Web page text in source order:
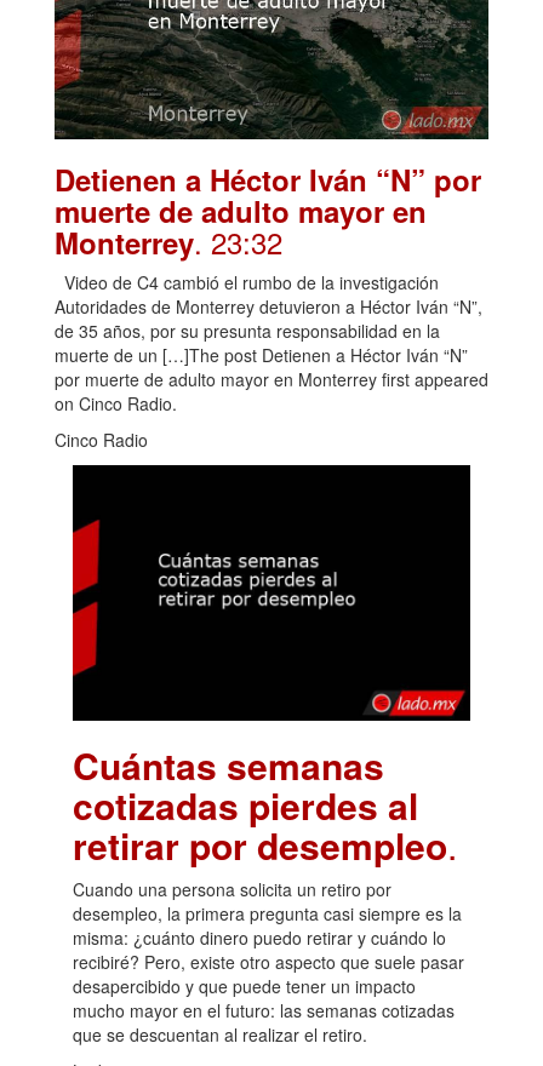
Detienen a Héctor Iván “N” por
muerte de adulto mayor en
Monterrey. 23:32
Video de C4 cambió el rumbo de la investigación
Autoridades de Monterrey detuvieron a Héctor Iván “N”,
de 35 años, por su presunta responsabilidad en la
muerte de un […]The post Detienen a Héctor Iván “N”
por muerte de adulto mayor en Monterrey first appeared
on Cinco Radio.
Cinco Radio
Cuántas semanas
cotizadas pierdes al
retirar por desempleo.
Cuando una persona solicita un retiro por
desempleo, la primera pregunta casi siempre es la
misma: ¿cuánto dinero puedo retirar y cuándo lo
recibiré? Pero, existe otro aspecto que suele pasar
desapercibido y que puede tener un impacto
mucho mayor en el futuro: las semanas cotizadas
que se descuentan al realizar el retiro.